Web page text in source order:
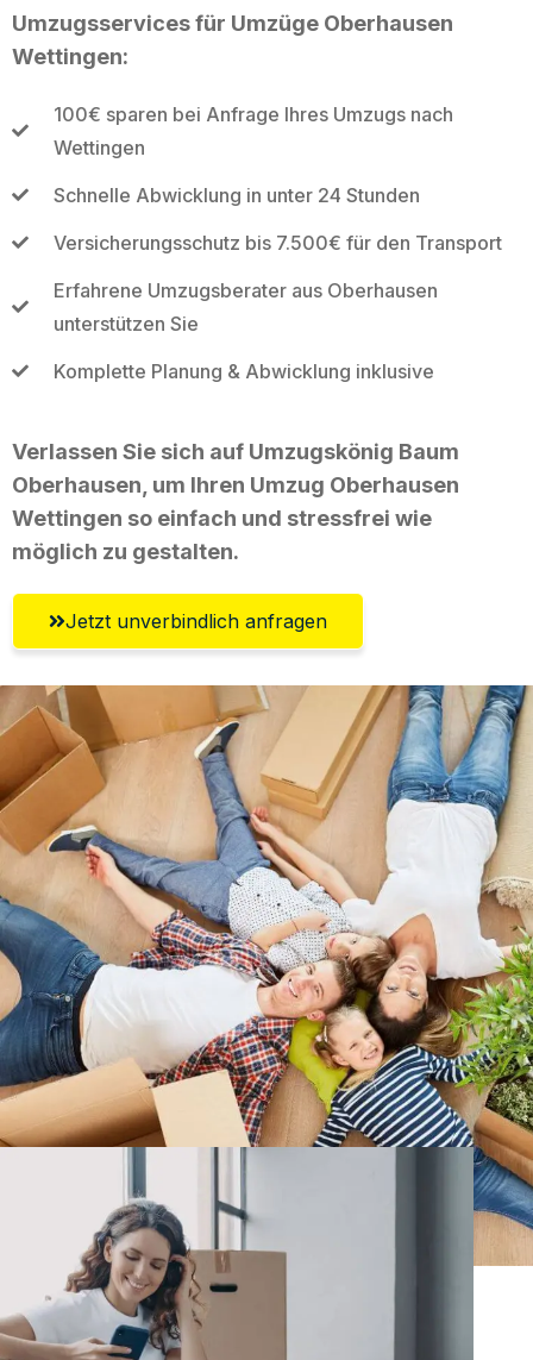
Umzugsservices für Umzüge Oberhausen
Wettingen:
100€ sparen bei Anfrage Ihres Umzugs nach
Wettingen
Schnelle Abwicklung in unter 24 Stunden
Versicherungsschutz bis 7.500€ für den Transport
Erfahrene Umzugsberater aus Oberhausen
unterstützen Sie
Komplette Planung & Abwicklung inklusive
Verlassen Sie sich auf Umzugskönig Baum
Oberhausen, um Ihren Umzug Oberhausen
Wettingen so einfach und stressfrei wie
möglich zu gestalten.
Jetzt unverbindlich anfragen